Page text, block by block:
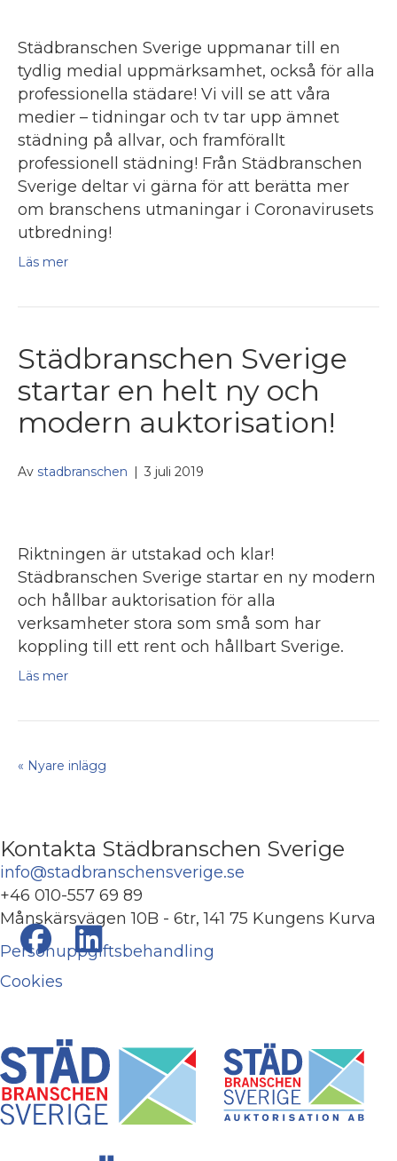
Städbranschen Sverige uppmanar till en
tydlig medial uppmärksamhet, också för alla
professionella städare! Vi vill se att våra
medier – tidningar och tv tar upp ämnet
städning på allvar, och framförallt
professionell städning! Från Städbranschen
Sverige deltar vi gärna för att berätta mer
om branschens utmaningar i Coronavirusets
utbredning!
Läs mer
Städbranschen Sverige
startar en helt ny och
modern auktorisation!
Av stadbranschen 3 juli 2019
Riktningen är utstakad och klar!
Städbranschen Sverige startar en ny modern
och hållbar auktorisation för alla
verksamheter stora som små som har
koppling till ett rent och hållbart Sverige.
Läs mer
« Nyare inlägg
Kontakta Städbranschen Sverige
info@stadbranschensverige.se
+46 010-557 69 89
Månskärsvägen 10B - 6tr, 141 75 Kungens Kurva
Personuppgiftsbehandling
Cookies